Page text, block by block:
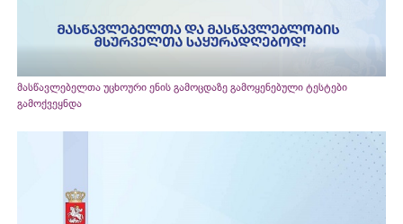
მასწავლებელთა უცხოური ენის გამოცდაზე გამოყენებული ტესტები
გამოქვეყნდა